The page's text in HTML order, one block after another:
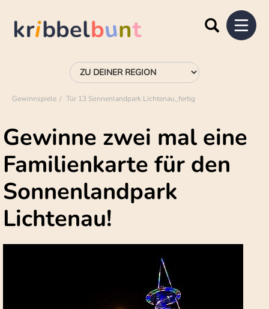
Gewinnspiele Tür 13 Sonnenlandpark Lichtenau_fertig
Gewinne zwei mal eine
Familienkarte für den
Sonnenlandpark
Lichtenau!